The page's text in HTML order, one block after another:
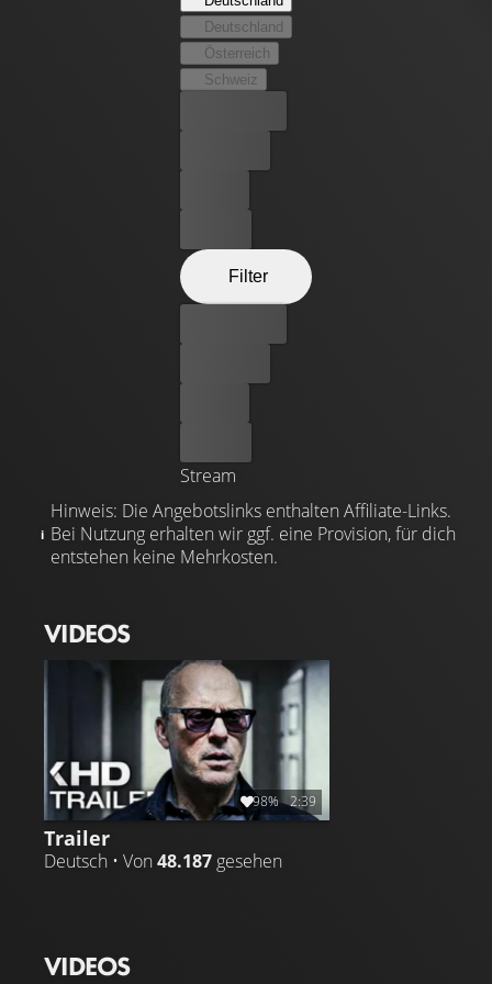
Deutschland
Österreich
Schweiz
Filter
Stream
Hinweis: Die Angebotslinks enthalten Affiliate-Links.
Bei Nutzung erhalten wir ggf. eine Provision, für dich
entstehen keine Mehrkosten.
VIDEOS
98% 2:39
Trailer
Deutsch • Von 48.187 gesehen
VIDEOS